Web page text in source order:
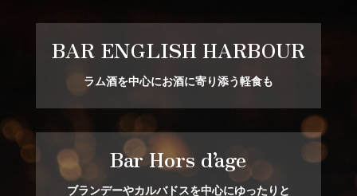
BAR ENGLISH HARBOUR
ラム酒を中心にお酒に寄り添う軽食も
Bar Hors d’age
ブランデーやカルバドスを中心にゆったりと